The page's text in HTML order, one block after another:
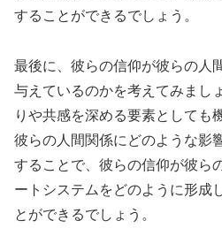
することができるでしょう。
最後に、彼らの信仰が彼らの人
与えているのかを考えてみまし
りや共感を深める要素としても
彼らの人間関係にどのような影
することで、彼らの信仰が彼ら
ートシステムをどのように形成
とができるでしょう。